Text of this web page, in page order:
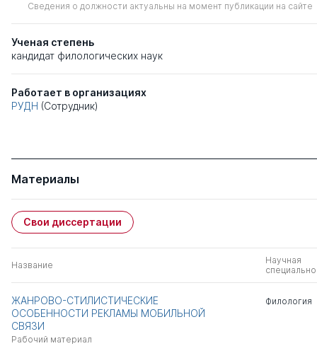
Сведения о должности актуальны на момент публикации на сайте
Ученая степень
кандидат филологических наук
Работает в организациях
РУДН (Сотрудник)
Материалы
Свои диссертации
Название
Научная
ЖАНРОВО-СТИЛИСТИЧЕСКИЕ
ОСОБЕННОСТИ РЕКЛАМЫ МОБИЛЬНОЙ
СВЯЗИ
Рабочий материал
Филология